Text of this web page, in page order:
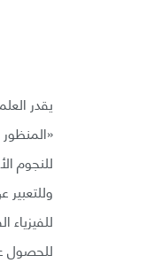
يقدر
للنجوم
للحصول